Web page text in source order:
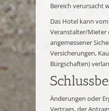
Bereich verursacht
Das Hotel kann vom
Veranstalter/Mieter
angemessener
Versicherungen,
Bürgschaften)
Änderungen oder
Vertrags, der